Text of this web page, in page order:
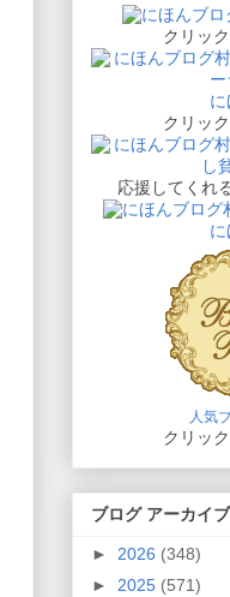
クリッ
クリッ
応援してくれ
人気
クリッ
ブログ アーカイブ
► 2026 (348)
► 2025 (571)